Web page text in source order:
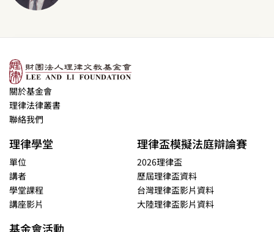
關於基金會
理律法律叢書
聯絡我們
理律學堂
單位
講者
學堂課程
講座影片
理律盃模擬法庭辯論賽
2026理律盃
歷屆理律盃資料
台灣理律盃影片資料
大陸理律盃影片資料
基金會活動